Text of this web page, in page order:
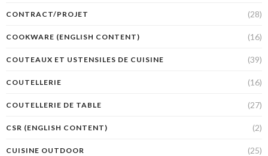
CONTRACT/PROJET (28)
COOKWARE (ENGLISH CONTENT) (16)
COUTEAUX ET USTENSILES DE CUISINE (39)
COUTELLERIE (16)
COUTELLERIE DE TABLE (27)
CSR (ENGLISH CONTENT) (2)
CUISINE OUTDOOR (25)